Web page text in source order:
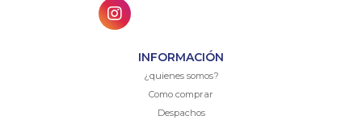
INFORMACIÓN
¿quienes somos?
Como comprar
Despachos